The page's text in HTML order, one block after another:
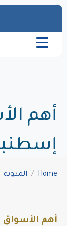
أهم
Home المدونة
أهم